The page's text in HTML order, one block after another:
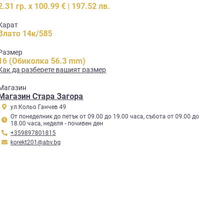
гр. x 100.99 € | 197.52 лв.
14к/585
(Обиколка 56.3 mm)
да разберете вашият размер
Стара Загора
ул.Кольо Ганчев 49
От понеделник до петък от 09.00 до 19.00 часа, събота от 09.00 до
18.00 часа, неделя - почивен ден
+359897801815
korekt201@abv.bg